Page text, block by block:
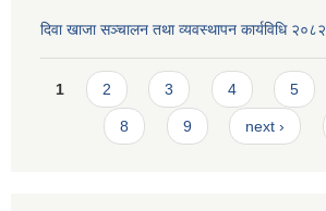
दिवा खाजा सञ्चालन तथा व्यवस्थापन कार्यविधि २०८२
Pages
1 2 3 4 5
8 9 next ›